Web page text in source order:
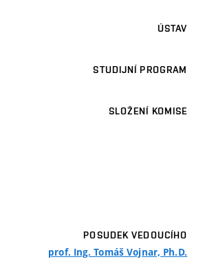
ÚSTAV
STUDIJNÍ PROGRAM
SLOŽENÍ KOMISE
POSUDEK VEDOUCÍHO
prof. Ing. Tomáš Vojnar, Ph.D.